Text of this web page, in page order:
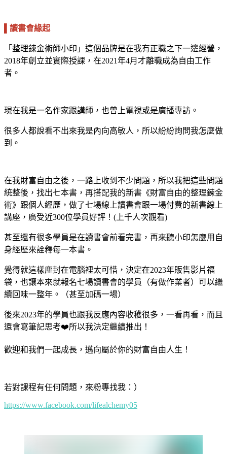
▌讀書會緣起
「整理鍊金術師小印」這個品牌是在我有正職之下一邊經營，
2018年創立並實際授課，在2021年4月才離職成為自由工作
者。
現在我是一名作家跟講師，也曾上電視或是廣播專訪。
很多人都說看不出來我是內向高敏人，所以紛紛詢問我怎麼做
到。
在我財富自由之後，一路上收到不少問題， 所以我把這些問題
統整後，找出七本書，再搭配我的新書《財富自由的整理鍊金
術》跟個人經歷，做了七場線上讀書會跟一場付費的新書線上
講座，廣受近300位學員好評！(上千人次觀看)
甚至還有很多學員是在讀書會前看完書，再來聽小印怎麼用自
身經歷來詮釋每一本書。
覺得就這樣塵封在電腦裡太可惜，決定在2023年販售影片福
袋， 也讓本來就報名七場讀書會的學員（有做作業者）可以繼
續回味一整年。（甚至加碼一場）
後來2023年的學員也跟我反應內容收穫很多，一看再看，而且
還會寫筆記思考❤️所以我決定繼續推出！
歡迎和我們一起成長，邁向屬於你的財富自由人生！
若對課程有任何問題，來粉專找我：）
https://www.facebook.com/lifealchemy05